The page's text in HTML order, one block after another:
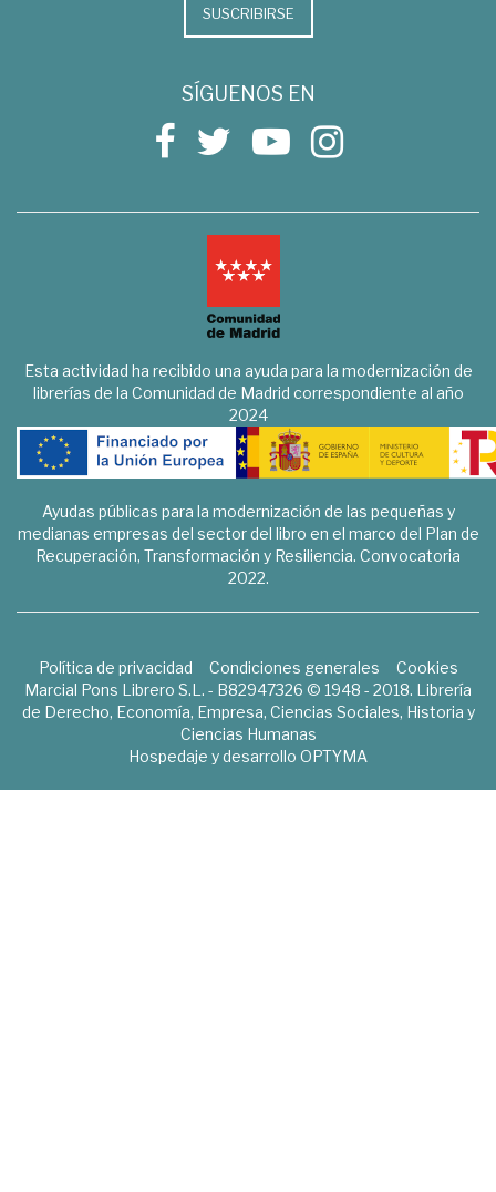
SUSCRIBIRSE
SÍGUENOS EN
Esta actividad ha recibido una ayuda para la modernización de
librerías de la Comunidad de Madrid correspondiente al año
2024
Ayudas públicas para la modernización de las pequeñas y
medianas empresas del sector del libro en el marco del Plan de
Recuperación, Transformación y Resiliencia. Convocatoria
2022.
Política de privacidad Condiciones generales
Cookies
Marcial Pons Librero S.L. - B82947326 © 1948 - 2018. Librería
de Derecho, Economía, Empresa, Ciencias Sociales, Historia y
Ciencias Humanas
Hospedaje y desarrollo OPTYMA